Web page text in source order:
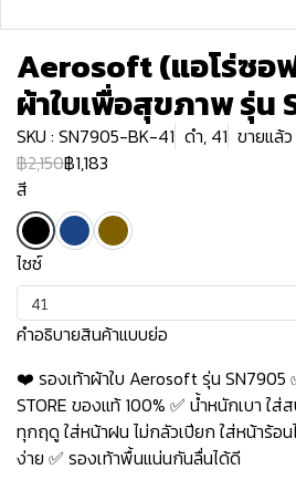
Aerosoft (แอโร่ซอ
ผ้าใบเพื่อสุขภาพ รุ่น
SKU : SN7905-BK-41 ดำ, 41 ขายแล้
฿2,150฿1,183
สี
ไซซ์
41
คำอธิบายสินค้าแบบย่อ
❤️ รองเท้าผ้าใบ Aerosoft รุ่น SN7905
STORE ของแท้ 100% ✅ น้ำหนักเบา ใส่
ทุกฤดู ใส่หน้าฝน ไม่กลัวเปียก ใส่หน้าร้อ
ง่าย ✅ รองเท้าพื้นแน่นกันลื่นได้ดี